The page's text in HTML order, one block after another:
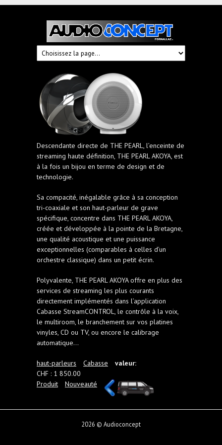
Audioconcept
Fornallaz
Descendante directe de THE PEARL, l’enceinte de
streaming haute définition, THE PEARL AKOYA, est
à la fois un bijou en terme de design et de
technologie.
Sa compacité, inégalable grâce à sa conception
tri-coaxiale et son haut-parleur de grave
spécifique, concentre dans THE PEARL AKOYA,
créée et développée à la pointe de la Bretagne,
une qualité acoustique et une puissance
exceptionnelles (comparables à celles d’un
orchestre classique) dans un petit écrin.
Polyvalente, THE PEARL AKOYA offre en plus des
services de streaming les plus courants
directement implémentés dans l’application
Cabasse StreamCONTROL, le contrôle à la voix,
le multiroom, le branchement sur vos platines
vinyles, CD ou TV, ou encore le calibrage
automatique…
haut-parleurs Cabasse
valeur:
CHF : 1 850.00
Produit
Nouveauté
2026 © Audioconcept